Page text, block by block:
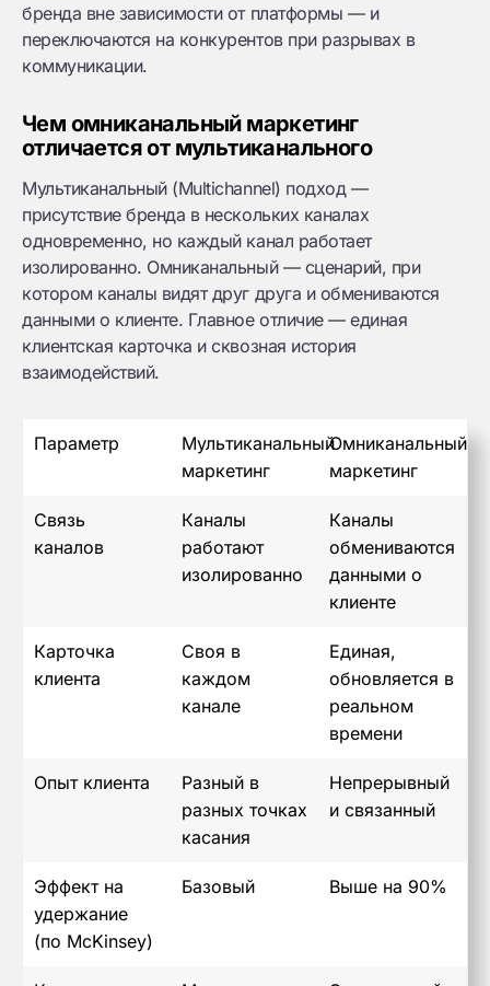
бренда вне зависимости от платформы — и
переключаются на конкурентов при разрывах в
коммуникации.
Чем омниканальный маркетинг
отличается от мультиканального
Мультиканальный (Multichannel) подход —
присутствие бренда в нескольких каналах
одновременно, но каждый канал работает
изолированно. Омниканальный — сценарий, при
котором каналы видят друг друга и обмениваются
данными о клиенте. Главное отличие — единая
клиентская карточка и сквозная история
взаимодействий.
Параметр
Мультиканальный
маркетинг
Омниканальный
маркетинг
Связь
каналов
Каналы
работают
изолированно
Каналы
обмениваются
данными о
клиенте
Карточка
клиента
Своя в
каждом
канале
Единая,
обновляется в
реальном
времени
Опыт клиента
Разный в
разных точках
касания
Непрерывный
и связанный
Эффект на
удержание
(по McKinsey)
Базовый Выше на 90%